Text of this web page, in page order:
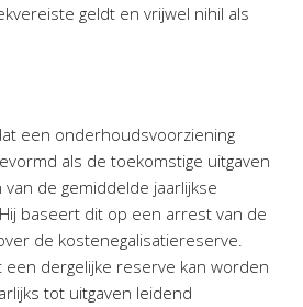
geldt en vrijwel nihil als
een onderhoudsvoorziening
als de toekomstige uitgaven
de gemiddelde jaarlijkse
baseert dit op een arrest van de
de kostenegalisatiereserve.
een dergelijke reserve kan worden
tot uitgaven leidend